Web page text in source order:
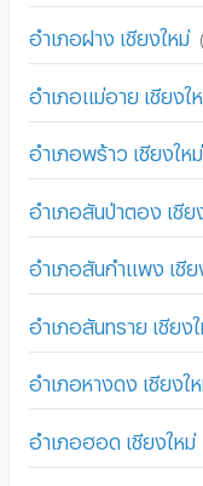
อำเภอฝาง เชียงใหม่ (
อำเภอแม่อาย เชียงใ
อำเภอพร้าว เชียงใหม่
อำเภอสันป่าตอง เชีย
อำเภอสันกำแพง เชีย
อำเภอสันทราย เชียง
อำเภอหางดง เชียงใ
อำเภอฮอด เชียงใหม่